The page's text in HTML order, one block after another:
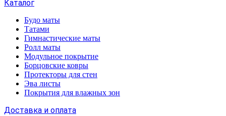
Каталог
Будо маты
Татами
Гимнастические маты
Ролл маты
Модульное покрытие
Борцовские ковры
Протекторы для стен
Эва листы
Покрытия для влажных зон
Доставка и оплата